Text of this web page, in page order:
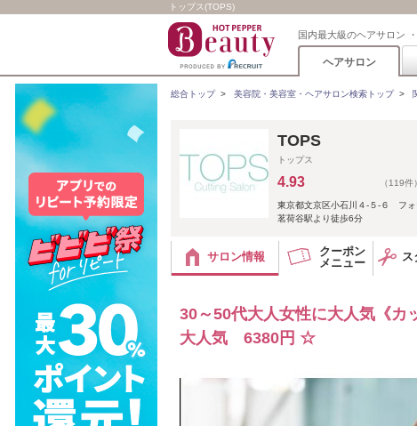
トップス(TOPS)
国内最大級のヘアサロン
ヘアサロン
総合トップ> 美容院・美容室・ヘアサロン検索トップ>
TOPS
トップス
4.93 （119件）
東京都文京区小石川４‐５‐６ フォ
茗荷谷駅より徒歩6分
サロン情報
クーポン
メニュー
ス
30～50代大人女性に大人気《カ
大人気 6380円 ☆